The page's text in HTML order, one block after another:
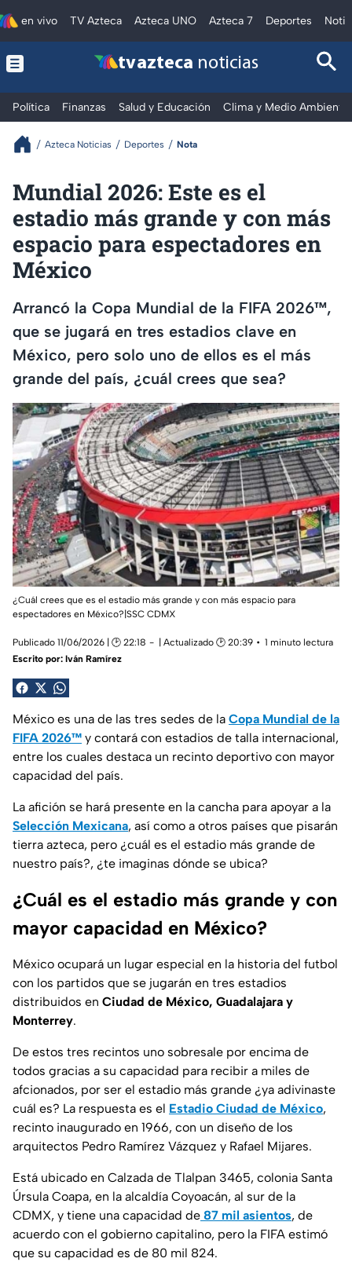
en vivo TV Azteca Azteca UNO Azteca 7 Deportes
tv azteca noticias
Política Finanzas Salud y Educación Clima y Medio Ambiente
Azteca Noticias Deportes Nota
Mundial 2026: Este es el
estadio más grande y con más
espacio para espectadores en
México
Arrancó la Copa Mundial de la FIFA 2026™,
que se jugará en tres estadios clave en
México, pero solo uno de ellos es el más
grande del país, ¿cuál crees que sea?
¿Cuál crees que es el estadio más grande y con más espacio para
espectadores en México?|SSC CDMX
Publicado 11/06/2026 | 🕑 22:18 | Actualizado 🕑 20:39
1 minuto lectura
Escrito por: Iván Ramírez
México es una de las tres sedes de la Copa Mundial de la
FIFA 2026™ y contará con estadios de talla internacional,
entre los cuales destaca un recinto deportivo con mayor
capacidad del país.
La afición se hará presente en la cancha para apoyar a la
Selección Mexicana, así como a otros países que pisarán
tierra azteca, pero ¿cuál es el estadio más grande de
nuestro país?, ¿te imaginas dónde se ubica?
¿Cuál es el estadio más grande y con
mayor capacidad en México?
México ocupará un lugar especial en la historia del futbol
con los partidos que se jugarán en tres estadios
distribuidos en Ciudad de México, Guadalajara y
Monterrey.
De estos tres recintos uno sobresale por encima de
todos gracias a su capacidad para recibir a miles de
afcionados, por ser el estadio más grande ¿ya adivinaste
cuál es? La respuesta es el Estadio Ciudad de México,
recinto inaugurado en 1966, con un diseño de los
arquitectos Pedro Ramírez Vázquez y Rafael Mijares.
Está ubicado en Calzada de Tlalpan 3465, colonia Santa
Úrsula Coapa, en la alcaldía Coyoacán, al sur de la
CDMX, y tiene una capacidad de 87 mil asientos, de
acuerdo con el gobierno capitalino, pero la FIFA estimó
que su capacidad es de 80 mil 824.